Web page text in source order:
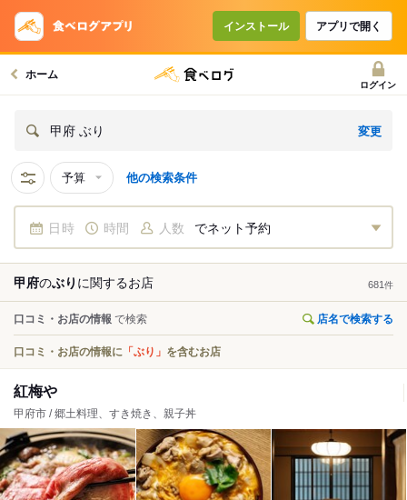
インストール アプリで開く
ホーム
ログイン
甲府 ぶり 変更
予算 他の検索条件
日時 時間 人数 でネット予約
甲府のぶり に関するお店 681 件
口コミ・お店の情報 で検索 店名で検索する
口コミ・お店の情報に 「ぶり」 を含むお店
紅梅や
甲府市 / 郷土料理、すき焼き、親子丼